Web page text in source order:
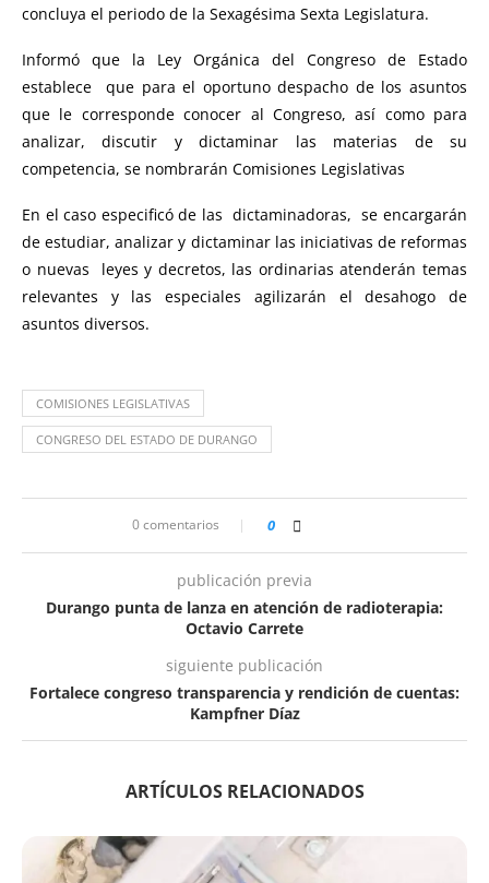
concluya el periodo de la Sexagésima Sexta Legislatura.
Informó que la Ley Orgánica del Congreso de Estado
establece que para el oportuno despacho de los asuntos
que le corresponde conocer al Congreso, así como para
analizar, discutir y dictaminar las materias de su
competencia, se nombrarán Comisiones Legislativas
En el caso especificó de las dictaminadoras, se encargarán
de estudiar, analizar y dictaminar las iniciativas de reformas
o nuevas leyes y decretos, las ordinarias atenderán temas
relevantes y las especiales agilizarán el desahogo de
asuntos diversos.
COMISIONES LEGISLATIVAS
CONGRESO DEL ESTADO DE DURANGO
0 comentarios 0
publicación previa
Durango punta de lanza en atención de radioterapia:
Octavio Carrete
siguiente publicación
Fortalece congreso transparencia y rendición de cuentas:
Kampfner Díaz
ARTÍCULOS RELACIONADOS